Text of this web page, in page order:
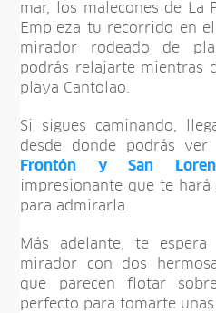
mar, los malecones de La
Empieza tu recorrido en el
mirador rodeado de
podrás relajarte mientras
playa Cantolao.
Si sigues caminando,
desde donde podrás
Frontón y San
impresionante que te
para admirarla.
Más adelante, te
mirador con dos
que parecen flotar
perfecto para tomarte